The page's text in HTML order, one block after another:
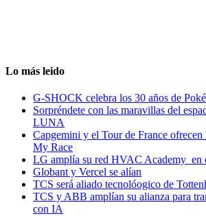
Lo más leido
G-SHOCK celebra los 30 años de
Sorpréndete con las maravillas del
LUNA
Capgemini y el Tour de France
My Race
LG amplía su red HVAC Academy en
Globant y Vercel se alían
TCS será aliado tecnolóogico de
TCS y ABB amplían su alianza para
con IA